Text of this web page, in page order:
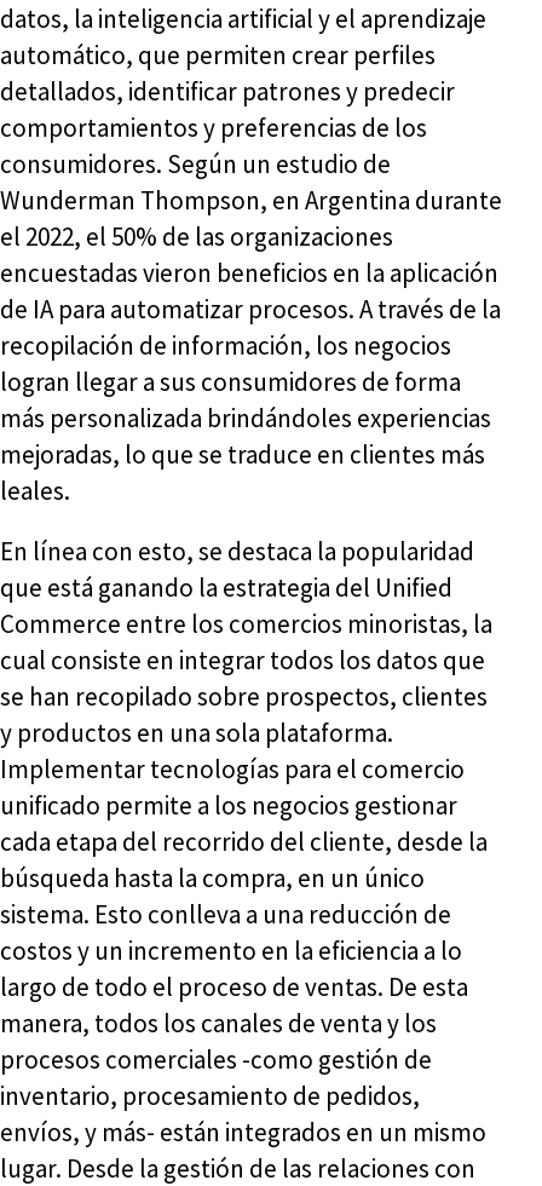
datos, la inteligencia artificial y el aprendizaje
automático, que permiten crear perfiles
detallados, identificar patrones y predecir
comportamientos y preferencias de los
consumidores. Según un estudio de
Wunderman Thompson, en Argentina durante
el 2022, el 50% de las organizaciones
encuestadas vieron beneficios en la aplicación
de IA para automatizar procesos. A través de la
recopilación de información, los negocios
logran llegar a sus consumidores de forma
más personalizada brindándoles experiencias
mejoradas, lo que se traduce en clientes más
leales.
En línea con esto, se destaca la popularidad
que está ganando la estrategia del Unified
Commerce entre los comercios minoristas, la
cual consiste en integrar todos los datos que
se han recopilado sobre prospectos, clientes
y productos en una sola plataforma.
Implementar tecnologías para el comercio
unificado permite a los negocios gestionar
cada etapa del recorrido del cliente, desde la
búsqueda hasta la compra, en un único
sistema. Esto conlleva a una reducción de
costos y un incremento en la eficiencia a lo
largo de todo el proceso de ventas. De esta
manera, todos los canales de venta y los
procesos comerciales -como gestión de
inventario, procesamiento de pedidos,
envíos, y más- están integrados en un mismo
lugar. Desde la gestión de las relaciones con